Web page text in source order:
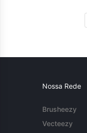
Nossa Rede
Brusheezy
Vecteezy